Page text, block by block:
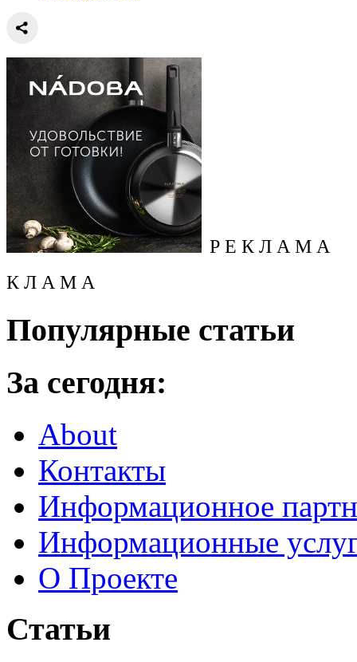
Р Е К Л А М А
К Л А М А
Популярные статьи
За сегодня:
About
Контакты
Информационное
Информационные
О Проекте
Статьи